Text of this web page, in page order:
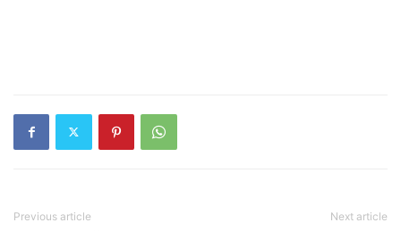
Previous article Next article